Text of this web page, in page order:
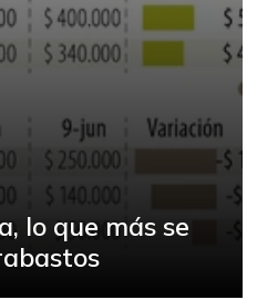
lo que más se